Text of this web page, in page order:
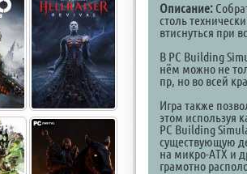
Описание:
столь
втиснуться при
В PC Building
нём можно не
пр, но во всей
Игра также
этом используя
PC Building
существующую
на микро-ATX и
грамотно